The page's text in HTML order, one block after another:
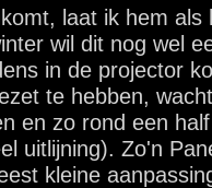
laat ik hem als
wil dit nog wel
in de projector
te hebben,
en zo rond een
uitlijning). Zo'n
kleine